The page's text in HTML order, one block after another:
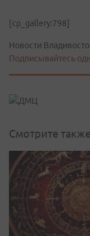
[cp_gallery:798]
Новости
Подписывайтесь
Смотрите также